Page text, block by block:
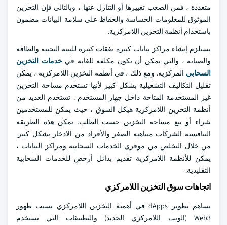
متعددة ، فمن الصعب تغييرها أو التنازل عنها ، وبالتالي فإن التخزين
الموثوق للمعلومات الحساسة والحفاظ على سلامة البيانات مضمون
باستخدام أنظمة التخزين اللامركزية.
يستلزم إنشاء مراكز بيانات كبيرة نفقات كبيرة للبنية التحتية والطاقة
والصيانة ، والتي يمكن أن تكون مكلفة للغاية فيخدمات التخزين
السحابي المركزية. ومع ذلك ، في أنظمة التخزين اللامركزية ، يمكن
تقليل التكاليف التشغيلية بشكل كبير لأنها تستخدم مساحة التخزين
غير المستخدمة المتاحة داخل جهاز المستخدم . تستخدم العديد من
أنظمة التخزين اللامركزية هيكل السوق ، حيث يمكن للمستخدمين
شراء أو بيع مساحة التخزين حسب الطلب. تمكن هذه الطريقة
التنافسية الشركات متناهية الصغر والأفراد من الادخار بشكل كبير.
من خلال التخلص من موفري الخدمات السحابية ومراكز البيانات ،
يمكن للأنظمة اللامركزية تقديم بدائل أرخص للخدمات السحابية
التقليدية.
اتجاهات سوق التخزين اللامركزي
يساهم تطوير dApps في أهمية التخزين اللامركزي بسبب ظهور
Web3 (الويب اللامركزي الجديد) والتطبيقات التي تستخدم